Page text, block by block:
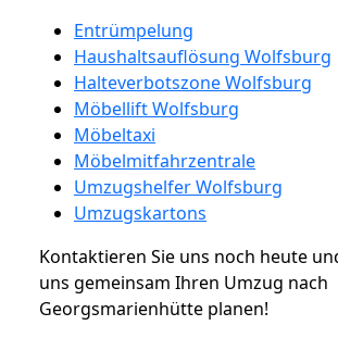
Entrümpelung
Haushaltsauflösung Wolfsburg
Halteverbotszone Wolfsburg
Möbellift Wolfsburg
Möbeltaxi
Möbelmitfahrzentrale
Umzugshelfer Wolfsburg
Umzugskartons
Kontaktieren Sie uns noch heute
uns gemeinsam Ihren Umzug nach
Georgsmarienhütte planen!